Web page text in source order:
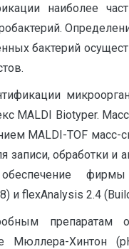
наиболее
бактерий
MALDI Biotyper.
MALDI-TOF масс-
записи, обработки и
и flexAnalysis 2.4
препаратам
Мюллера-Хинтон